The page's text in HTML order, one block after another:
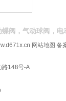
阀，气动球阀，
网站地图 备
路148号-A